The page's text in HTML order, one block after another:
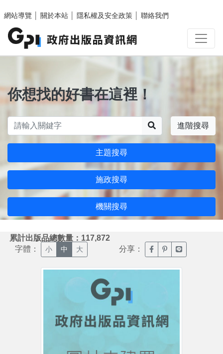
網站導覽
關於本站 隱私權及安全政策 聯絡我們
你想找的好書在這裡！
進階搜尋
主題搜尋
施政搜尋
機關搜尋
累計出版品總數量：117,872
字體： 小 中 大 分享： 臉書分享(另開新視窗)
噗浪分享(另開新
Line分享(另